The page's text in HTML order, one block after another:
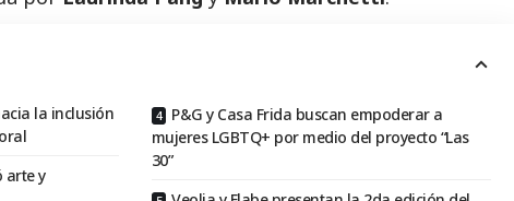
la inclusión
arte y
P&G y Casa Frida buscan empoderar a
mujeres LGBTQ+ por medio del proyecto “Las
30”